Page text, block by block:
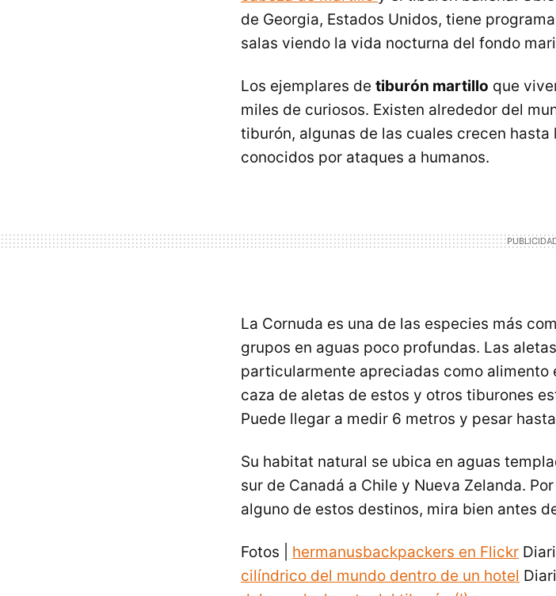
de Georgia, Estados Unidos, tiene
salas viendo la vida nocturna del fondo
Los ejemplares de tiburón martillo que
miles de curiosos. Existen alrededor del
tiburón, algunas de las cuales crecen
conocidos por ataques a humanos.
La Cornuda es una de las especies más
grupos en aguas poco profundas. Las
particularmente apreciadas como alimento
caza de aletas de estos y otros tiburones
Puede llegar a medir 6 metros y pesar
Su habitat natural se ubica en aguas
sur de Canadá a Chile y Nueva Zelanda.
alguno de estos destinos, mira bien antes
Fotos | hermanusbackpackers en Flickr
cilíndrico del mundo dentro de un hotel